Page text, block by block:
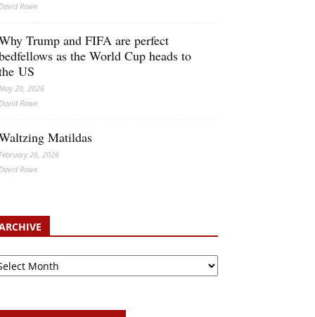
Rowe
Trump and FIFA are perfect
as the World Cup heads to
US
20, 2026
Rowe
Matildas
26, 2026
Rowe